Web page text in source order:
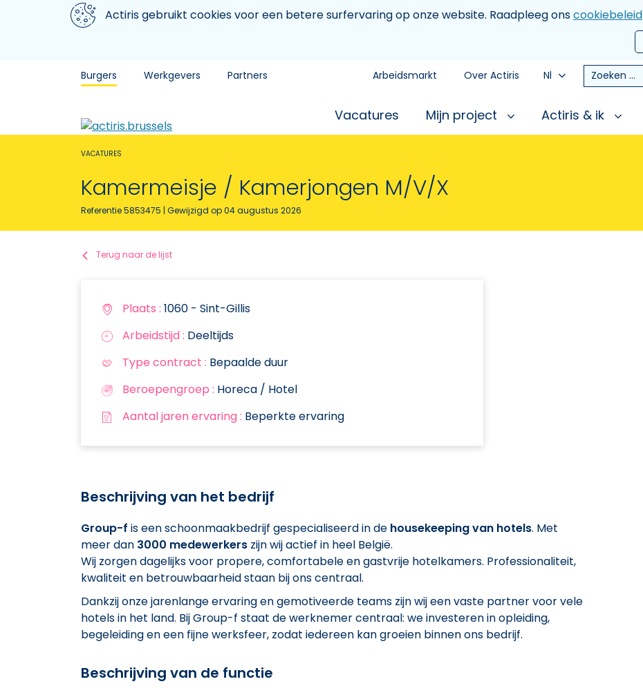
Aller au contenu principal
We gebruiken cookiesActiris gebruikt cookies voor een betere surfervaring op onze website. Raadpleeg onscookiebeleid
Burgers Werkgevers Partners Arbeidsmarkt Over Actiris Nl Zoeken
Vacatures Mijn project Actiris & ik
VACATURES
Kamermeisje / Kamerjongen M/V/X
Referentie 5853475 | Gewijzigd op 04 augustus 2026
Terug naar de lijst
Plaats : 1060 - Sint-Gillis
Arbeidstijd : Deeltijds
Type contract : Bepaalde duur
Beroepengroep : Horeca / Hotel
Aantal jaren ervaring : Beperkte ervaring
Beschrijving van het bedrijf
Group-f is een schoonmaakbedrijf gespecialiseerd in de housekeeping van hotels. Met
meer dan 3000 medewerkers zijn wij actief in heel België.
Wij zorgen dagelijks voor propere, comfortabele en gastvrije hotelkamers. Professionaliteit,
kwaliteit en betrouwbaarheid staan bij ons centraal.
Dankzij onze jarenlange ervaring en gemotiveerde teams zijn wij een vaste partner voor vele
hotels in het land. Bij Group-f staat de werknemer centraal: we investeren in opleiding,
begeleiding en een fijne werksfeer, zodat iedereen kan groeien binnen ons bedrijf.
Beschrijving van de functie